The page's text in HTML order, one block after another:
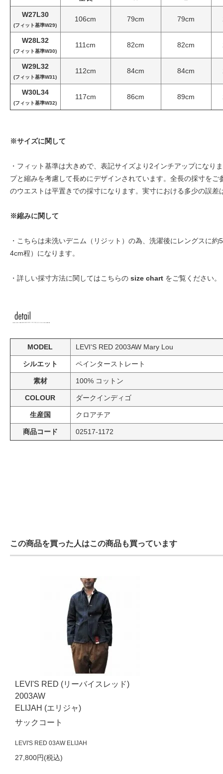
W27L30
(フィット基準W29)
106cm 79cm 79cm
W28L32
(フィット基準W30)
111cm 82cm 82cm
W29L32
(フィット基準W31)
112cm 84cm 84cm
W30L34
(フィット基準W32)
117cm 86cm 89cm
※サイズに関して
・フィット基準は大きめで、表記サイズより2インチアップにな
プと縮みを考慮して長めにデザインされています。全長の採寸を
のウエストは平置きでの採寸になります。実寸における多少の誤差
※縮みに関して
・こちらは未洗いデニム（リジット）の為、洗濯後にレングスに
4cm程）になります。
・詳しい採寸方法に関してはこちらの size chart をご覧ください。
MODEL LEVI'S RED 2003AW Mary Lou
シルエット ペインターストレート
素材 100% コットン
COLOUR ダークインディゴ
生産国 クロアチア
商品コード 02517-1172
この商品を買った人はこの商品も買っています
LEVI'S RED (リーバイスレッド)
2003AW
ELIJAH (エリジャ)
サックコート
LEVI'S RED 03AW ELIJAH
27,800円(税込)